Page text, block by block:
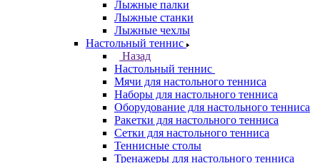
Лыжные палки
Лыжные станки
Лыжные чехлы
Настольный теннис
Назад
Настольный теннис
Мячи для настольного тенниса
Наборы для настольного тенниса
Оборудование для настольного тенниса
Ракетки для настольного тенниса
Сетки для настольного тенниса
Теннисные столы
Тренажеры для настольного тенниса